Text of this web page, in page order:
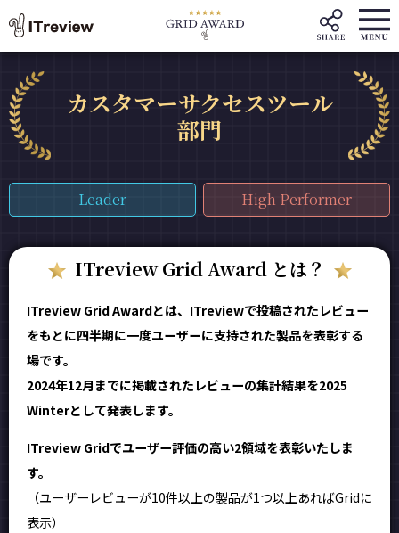
カスタマーサクセスツール
部門
Leader High Performer
ITreview Grid Award とは？
ITreview Grid Awardとは、ITreviewで投稿されたレビュー
をもとに四半期に一度ユーザーに支持された製品を表彰する
場です。
2024年12月までに掲載されたレビューの集計結果を2025
Winterとして発表します。
ITreview Gridでユーザー評価の高い2領域を表彰いたしま
す。
（ユーザーレビューが10件以上の製品が1つ以上あればGridに
表示）